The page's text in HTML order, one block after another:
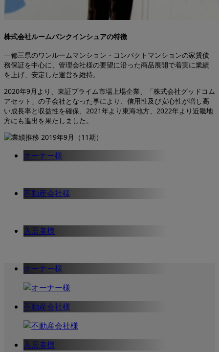
株式会社ルームバンクインシュアの特徴
一都三県のワンルームマンション・コンパクトマンションの家賃債
務保証を中心に、管理会社様の要望に沿った商品展開で着実に業績
を上げ、安定した運営を維持。
2020年9月より、東証プライム市場上場企業、「株式会社グッドコム
アセット」の子会社となった事により、信用性及び安心性が増し高
い成長率と収益性を確保、2021年より東海地方、2022年より近畿地
方にも進出を果たしました。
オーナー様
不動産会社様
入居者様
オーナー様
不動産会社様
入居者様